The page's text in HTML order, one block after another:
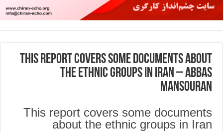
This report covers some documents about
the ethnic groups in Iran – Abbas
Mansouran
This report covers some documents
about the ethnic groups in Iran